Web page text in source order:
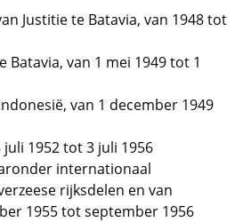
Justitie te Batavia, van 1948 tot
van 1 mei 1949 tot 1
van 1 december 1949
1952 tot 3 juli 1956
internationaal
rijksdelen en van
1955 tot september 1956